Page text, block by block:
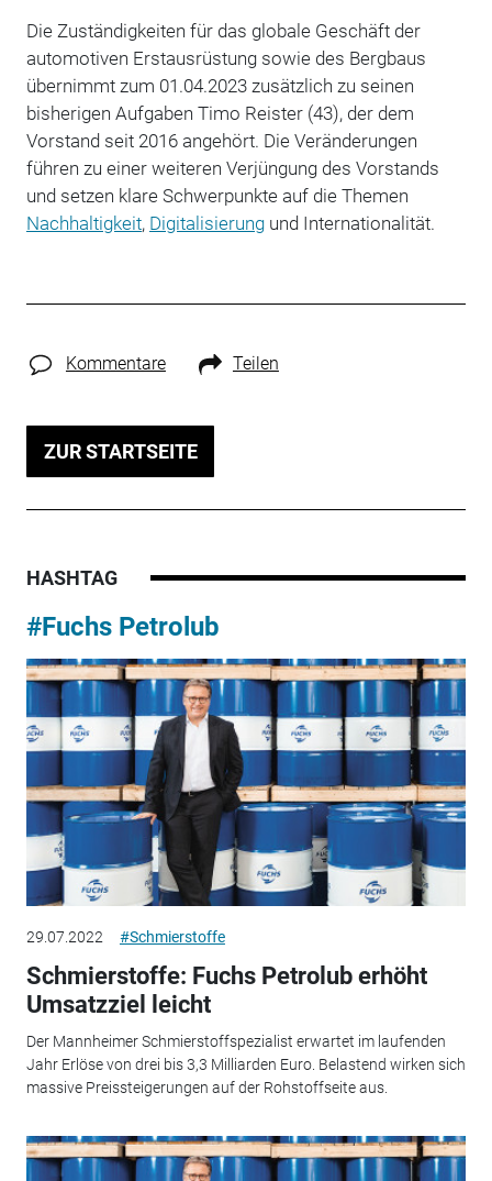
Die Zuständigkeiten für das globale Geschäft der
automotiven Erstausrüstung sowie des Bergbaus
übernimmt zum 01.04.2023 zusätzlich zu seinen
bisherigen Aufgaben Timo Reister (43), der dem
Vorstand seit 2016 angehört. Die Veränderungen
führen zu einer weiteren Verjüngung des Vorstands
und setzen klare Schwerpunkte auf die Themen
Nachhaltigkeit, Digitalisierungund Internationalität.
Kommentare Teilen
ZUR STARTSEITE
HASHTAG
#Fuchs Petrolub
29.07.2022 #Schmierstoffe
Schmierstoffe: Fuchs Petrolub erhöht
Umsatzziel leicht
Der Mannheimer Schmierstoffspezialist erwartet im laufenden
Jahr Erlöse von drei bis 3,3 Milliarden Euro. Belastend wirken sich
massive Preissteigerungen auf der Rohstoffseite aus.